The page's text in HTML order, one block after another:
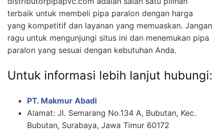
terbaik untuk membeli pipa paralon dengan harga
yang kompetitif dan layanan yang memuaskan. Jangan
ragu untuk mengunjungi situs ini dan menemukan pipa
paralon yang sesuai dengan kebutuhan Anda.
Untuk informasi lebih lanjut hubungi:
PT. Makmur Abadi
Alamat: Jl. Semarang No.134 A, Bubutan, Kec.
Bubutan, Surabaya, Jawa Timur 60172